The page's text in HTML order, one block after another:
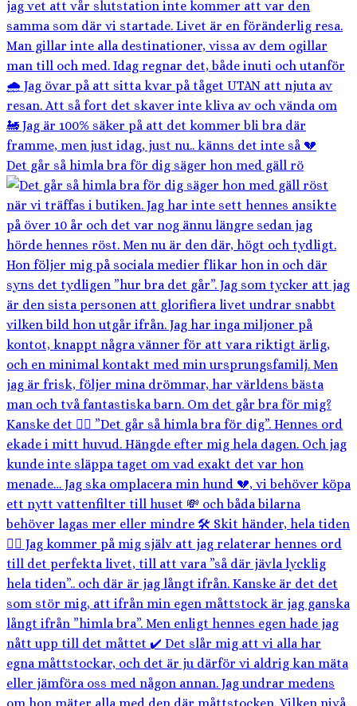
Det går så himla bra för dig säger hon med gäll rö